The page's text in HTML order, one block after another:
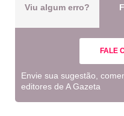
Viu algum erro?
FALE
Envie sua sugestão,
editores de A Gazeta